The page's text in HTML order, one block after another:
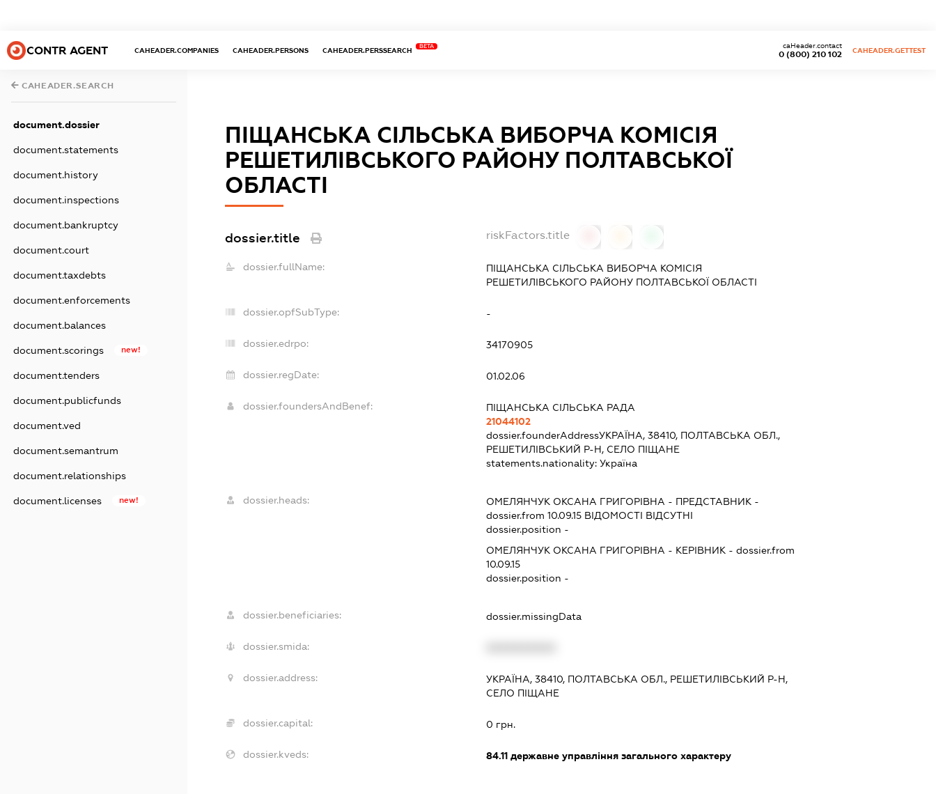
CONTR AGENT CAHEADER.COMPANIES CAHEADER.PERSONS CAHEADER.PERSSEARCH
BETA
0 (800) 210 102
caHeader.contact
CAHEADER.GETTEST
CAHEADER.SEARCH
document.dossier
document.statements
document.history
document.inspections
document.bankruptcy
document.court
document.taxdebts
document.enforcements
document.balances
document.scorings new!
document.tenders
document.publicfunds
document.ved
document.semantrum
document.relationships
document.licenses new!
ПІЩАНСЬКА СІЛЬСЬКА ВИБОРЧА КОМІСІЯ
РЕШЕТИЛІВСЬКОГО РАЙОНУ ПОЛТАВСЬКОЇ
ОБЛАСТІ
dossier.title riskFactors.title
dossier.fullName:
ПІЩАНСЬКА СІЛЬСЬКА ВИБОРЧА КОМІСІЯ
РЕШЕТИЛІВСЬКОГО РАЙОНУ ПОЛТАВСЬКОЇ ОБЛАСТІ
dossier.opfSubType: -
dossier.edrpo: 34170905
dossier.regDate: 01.02.06
dossier.foundersAndBenef:
ПІЩАНСЬКА СІЛЬСЬКА РАДА
21044102
dossier.founderAddressУКРАЇНА, 38410, ПОЛТАВСЬКА ОБЛ.,
РЕШЕТИЛІВСЬКИЙ Р-Н, СЕЛО ПІЩАНЕ
statements.nationality: Україна
dossier.heads: ОМЕЛЯНЧУК ОКСАНА ГРИГОРІВНА - ПРЕДСТАВНИК-
dossier.from 10.09.15ВІДОМОСТІ ВІДСУТНІ
dossier.position -
ОМЕЛЯНЧУК ОКСАНА ГРИГОРІВНА - КЕРІВНИК- dossier.from
10.09.15
dossier.position -
dossier.beneficiaries: dossier.missingData
dossier.smida:
dossier.address:
УКРАЇНА, 38410, ПОЛТАВСЬКА ОБЛ., РЕШЕТИЛІВСЬКИЙ Р-Н,
СЕЛО ПІЩАНЕ
dossier.capital: 0 грн.
dossier.kveds: 84.11державне управління загального характеру